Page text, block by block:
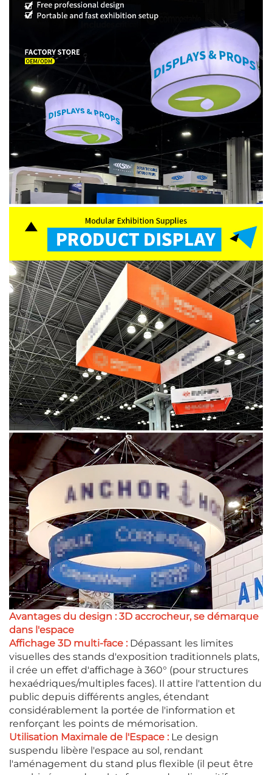
Avantages du design : 3D accrocheur, se démarque
dans l'espace
Affichage 3D multi-face : Dépassant les limites
visuelles des stands d'exposition traditionnels plats,
il crée un effet d'affichage à 360° (pour structures
hexaédriques/multiples faces). Il attire l'attention du
public depuis différents angles, étendant
considérablement la portée de l'information et
renforçant les points de mémorisation.
Utilisation Maximale de l'Espace : Le design
suspendu libère l'espace au sol, rendant
l'aménagement du stand plus flexible (il peut être